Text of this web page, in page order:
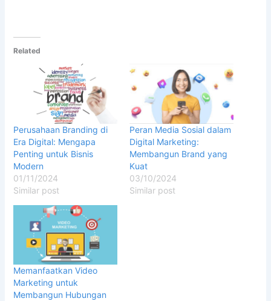
Related
Perusahaan Branding di
Era Digital: Mengapa
Penting untuk Bisnis
Modern
01/11/2024
Similar post
Peran Media Sosial dalam
Digital Marketing:
Membangun Brand yang
Kuat
03/10/2024
Similar post
Memanfaatkan Video
Marketing untuk
Membangun Hubungan